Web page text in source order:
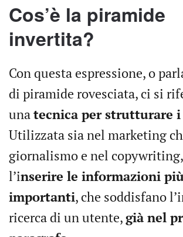
Cos’è la piramide
invertita?
Con questa espressione, o
di piramide rovesciata, ci si
unatecnica per strutturare
Utilizzata sia nel marketing
giornalismo e nel
l’inserire le informazioni
importanti, che soddisfano
ricerca di un utente,già nel